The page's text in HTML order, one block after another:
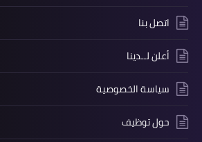
اتصل بنا
أعلن لــدينا
سياسة الخصوصية
حول توظيف